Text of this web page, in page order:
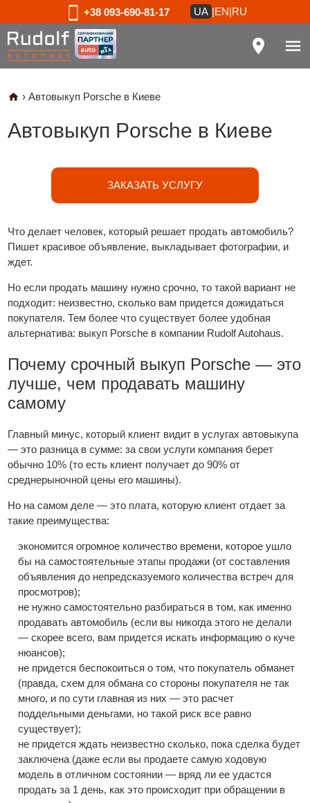
+38 093-690-81-17 UA |EN|RU
› Автовыкуп Porsche в Киеве
Автовыкуп Porsche в Киеве
ЗАКАЗАТЬ УСЛУГУ
Что делает человек, который решает продать автомобиль?
Пишет красивое объявление, выкладывает фотографии, и
ждет.
Но если продать машину нужно срочно, то такой вариант не
подходит: неизвестно, сколько вам придется дожидаться
покупателя. Тем более что существует более удобная
альтернатива: выкуп Porsche в компании Rudolf Autohaus.
Почему срочный выкуп Porsche — это
лучше, чем продавать машину
самому
Главный минус, который клиент видит в услугах автовыкупа
— это разница в сумме: за свои услуги компания берет
обычно 10% (то есть клиент получает до 90% от
среднерыночной цены его машины).
Но на самом деле — это плата, которую клиент отдает за
такие преимущества:
экономится огромное количество времени, которое ушло
бы на самостоятельные этапы продажи (от составления
объявления до непредсказуемого количества встреч для
просмотров);
не нужно самостоятельно разбираться в том, как именно
продавать автомобиль (если вы никогда этого не делали
— скорее всего, вам придется искать информацию о куче
нюансов);
не придется беспокоиться о том, что покупатель обманет
(правда, схем для обмана со стороны покупателя не так
много, и по сути главная из них — это расчет
поддельными деньгами, но такой риск все равно
существует);
не придется ждать неизвестно сколько, пока сделка будет
заключена (даже если вы продаете самую ходовую
модель в отличном состоянии — вряд ли ее удастся
продать за 1 день, как это происходит при обращении в